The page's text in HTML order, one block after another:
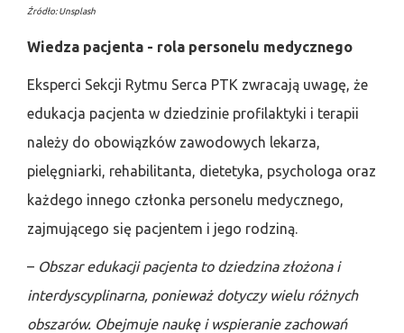
Źródło: Unsplash
Wiedza pacjenta - rola personelu medycznego
Eksperci Sekcji Rytmu Serca PTK zwracają uwagę, że
edukacja pacjenta w dziedzinie profilaktyki i terapii
należy do obowiązków zawodowych lekarza,
pielęgniarki, rehabilitanta, dietetyka, psychologa oraz
każdego innego członka personelu medycznego,
zajmującego się pacjentem i jego rodziną.
– Obszar edukacji pacjenta to dziedzina złożona i
interdyscyplinarna, ponieważ dotyczy wielu różnych
obszarów. Obejmuje naukę i wspieranie zachowań